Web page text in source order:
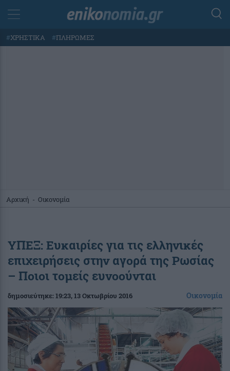
#ΧΡΗΣΤΙΚΑ #ΠΛΗΡΩΜΕΣ
Αρχική - Οικονομία
ΥΠΕΞ: Ευκαιρίες για τις ελληνικές
επιχειρήσεις στην αγορά της Ρωσίας
– Ποιοι τομείς ευνοούνται
δημοσιεύτηκε:19:23, 13 Οκτωβρίου 2016 Οικονομία